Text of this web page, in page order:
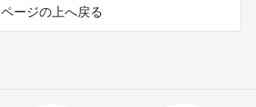
ページの上へ戻る